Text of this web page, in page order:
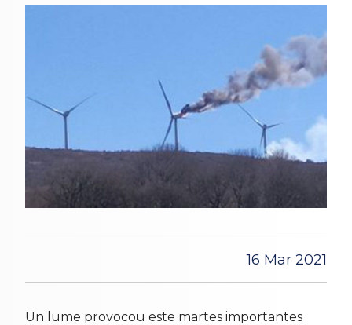
16 Mar 2021
Un lume provocou este martes importantes